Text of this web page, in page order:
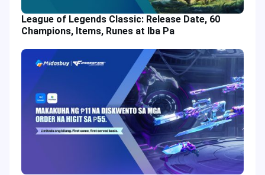
League of Legends Classic: Release Date, 60
Champions, Items, Runes at Iba Pa